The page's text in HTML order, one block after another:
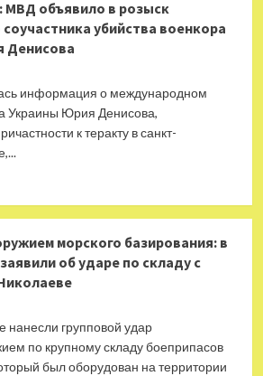
МВД объявило в розыск
убийства военкора
Денисова
информация о международном
Украины Юрия Денисова,
к теракту в санкт-
морского базирования: в
об ударе по складу с
нанесли групповой удар
по крупному складу боеприпасов
был оборудован на территории